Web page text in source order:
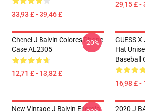
33,93 £ - 39,46 £
29,15 £ -
Chenel J Balvin Colores Phone
Case AL2305
12,71 £ - 13,82 £
-20%
GUESS
Hat
Baseball
16,98 £ -
New Vintage J Balvin Energia
2020 J